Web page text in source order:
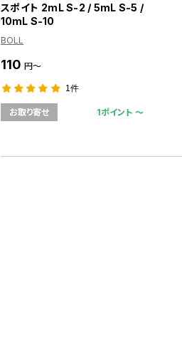
スポイト 2mL S-2 / 5mL S-5 /
10mL S-10
BOLL
110 円～
1件
お取り寄せ 1ポイント 〜